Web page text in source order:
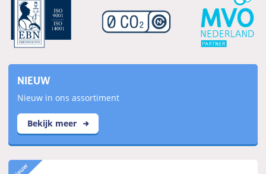
NIEUW
Nieuw in ons assortiment
Bekijk meer